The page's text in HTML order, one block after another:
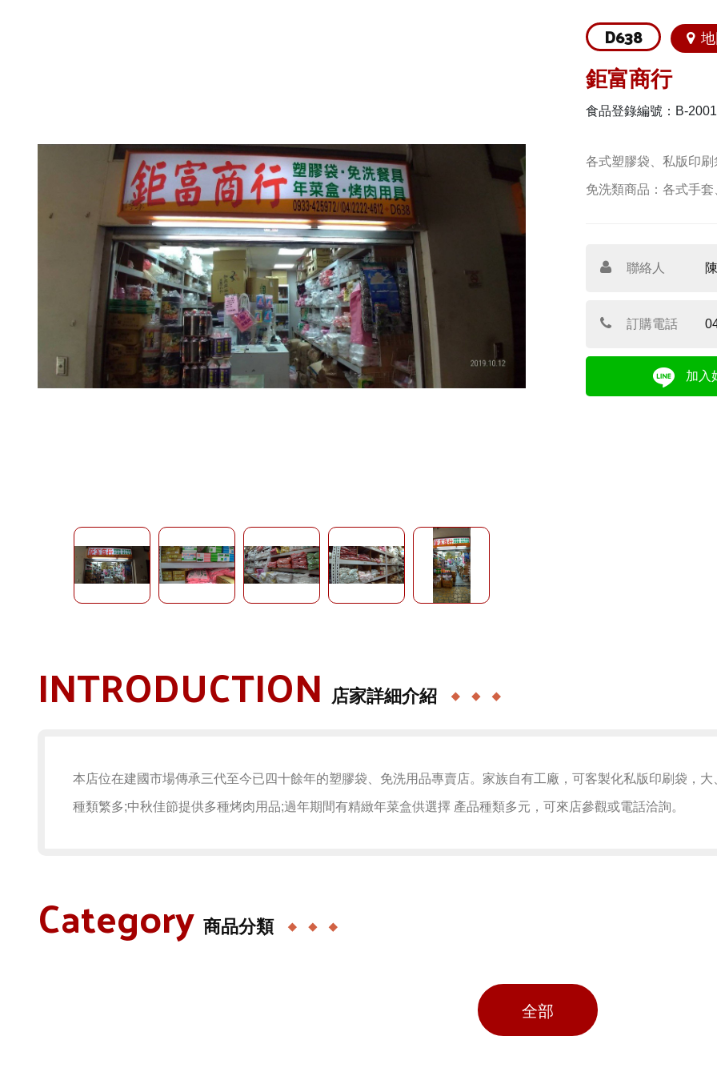
D638
鉅富商行
食品登錄編號：B-
各式塑膠袋、私版印
免洗類商品：各式手
聯絡人
訂購電話
加入
INTRODUCTION 店家詳細介紹
本店位在建國市場傳承三代至今已四十餘年的塑膠袋、免洗用品專賣店。家族自有工廠，可客製化私版印刷袋，
種類繁多;中秋佳節提供多種烤肉用品;過年期間有精緻年菜盒供選擇 產品種類多元，可來店參觀或電話洽詢。
Category 商品分類
全部